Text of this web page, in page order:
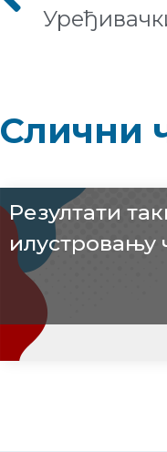
Слични
Резултати
илустровању